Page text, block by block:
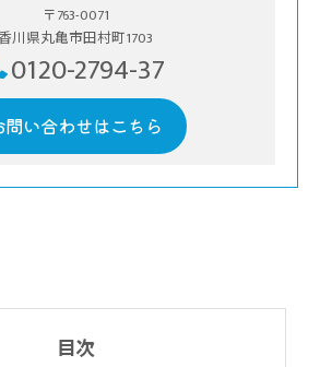
〒763-0071
香川県丸亀市田村町1703
0120-2794-37
問い合わせはこちら
目次